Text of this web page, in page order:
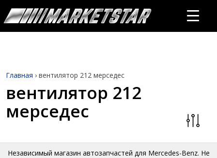
Главная › вентилятор 212 мерседес
вентилятор 212
мерседес
Независимый магазин автозапчастей для Mercedes-Benz. Не